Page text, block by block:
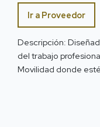
Ir a Proveedor
Descripción:
del trabajo
Movilidad donde